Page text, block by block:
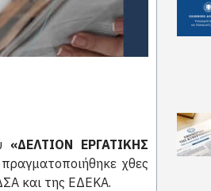
«ΔΕΛΤΙΟΝ ΕΡΓΑΤΙΚΗΣ
χθες
και της ΕΔΕΚΑ.